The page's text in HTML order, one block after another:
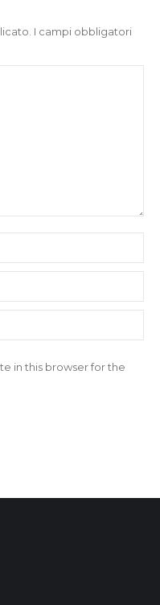
I campi obbligatori
in this browser for the